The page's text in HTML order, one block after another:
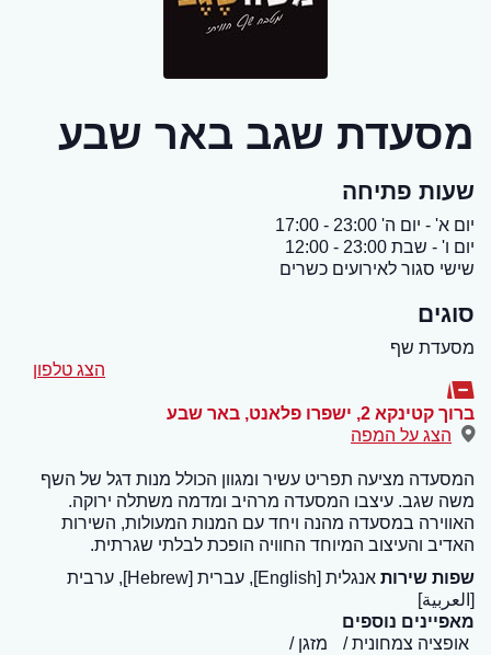
מסעדת שגב באר שבע
שעות פתיחה
יום א' - יום ה' 23:00 - 17:00
יום ו' - שבת 23:00 - 12:00
שישי סגור לאירועים כשרים
סוגים
מסעדת שף
הצג טלפון
ברוך קטינקא 2, ישפרו פלאנט , באר שבע
הצג על המפה
המסעדה מציעה תפריט עשיר ומגוון הכולל מנות דגל של השף
משה שגב. עיצבו המסעדה מרהיב ומדמה משתלה ירוקה.
האווירה במסעדה מהנה ויחד עם המנות המעולות, השירות
האדיב והעיצוב המיוחד החוויה הופכת לבלתי שגרתית.
שפות שירות
אנגלית [English], עברית [Hebrew], ערבית
[العربية]
מאפיינים נוספים
אופציה צמחונית
מזגן